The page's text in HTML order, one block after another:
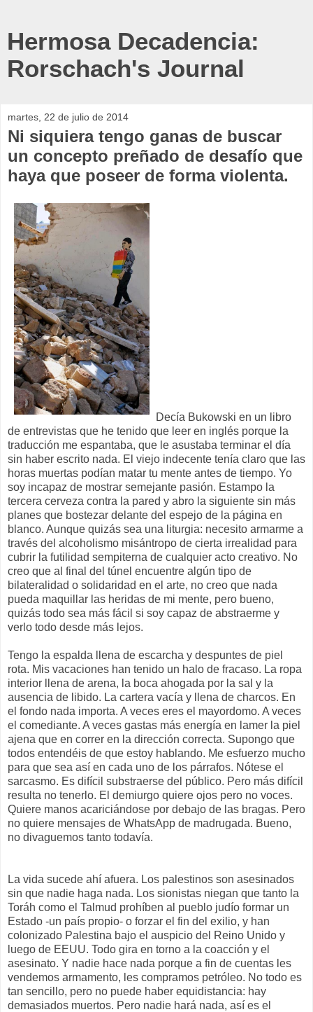
Hermosa Decadencia:
Rorschach's Journal
martes, 22 de julio de 2014
Ni siquiera tengo ganas de buscar
un concepto preñado de desafío que
haya que poseer de forma violenta.
Decía Bukowski en un libro
de entrevistas que he tenido que leer en inglés porque la
traducción me espantaba, que le asustaba terminar el día
sin haber escrito nada. El viejo indecente tenía claro que las
horas muertas podían matar tu mente antes de tiempo. Yo
soy incapaz de mostrar semejante pasión. Estampo la
tercera cerveza contra la pared y abro la siguiente sin más
planes que bostezar delante del espejo de la página en
blanco. Aunque quizás sea una liturgia: necesito armarme a
través del alcoholismo misántropo de cierta irrealidad para
cubrir la futilidad sempiterna de cualquier acto creativo. No
creo que al final del túnel encuentre algún tipo de
bilateralidad o solidaridad en el arte, no creo que nada
pueda maquillar las heridas de mi mente, pero bueno,
quizás todo sea más fácil si soy capaz de abstraerme y
verlo todo desde más lejos.
Tengo la espalda llena de escarcha y despuntes de piel
rota. Mis vacaciones han tenido un halo de fracaso. La ropa
interior llena de arena, la boca ahogada por la sal y la
ausencia de libido. La cartera vacía y llena de charcos. En
el fondo nada importa. A veces eres el mayordomo. A veces
el comediante. A veces gastas más energía en lamer la piel
ajena que en correr en la dirección correcta. Supongo que
todos entendéis de que estoy hablando. Me esfuerzo mucho
para que sea así en cada uno de los párrafos. Nótese el
sarcasmo. Es difícil substraerse del público. Pero más difícil
resulta no tenerlo. El demiurgo quiere ojos pero no voces.
Quiere manos acariciándose por debajo de las bragas. Pero
no quiere mensajes de WhatsApp de madrugada. Bueno,
no divaguemos tanto todavía.
La vida sucede ahí afuera. Los palestinos son asesinados
sin que nadie haga nada. Los sionistas niegan que tanto la
Toráh como el Talmud prohíben al pueblo judío formar un
Estado -un país propio- o forzar el fin del exilio, y han
colonizado Palestina bajo el auspicio del Reino Unido y
luego de EEUU. Todo gira en torno a la coacción y el
asesinato. Y nadie hace nada porque a fin de cuentas les
vendemos armamento, les compramos petróleo. No todo es
tan sencillo, pero no puede haber equidistancia: hay
demasiados muertos. Pero nadie hará nada, así es el